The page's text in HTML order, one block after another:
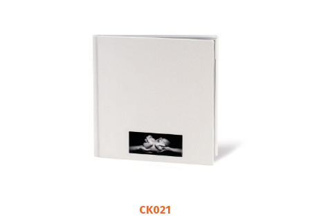
CK021